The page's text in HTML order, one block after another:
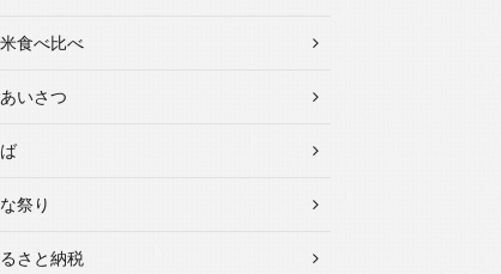
食べ比べ
いさつ
祭り
さと納税